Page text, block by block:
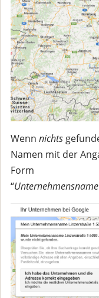
Wennnichts
Namen mit der
Form
“